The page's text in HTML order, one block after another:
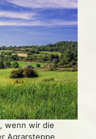
wenn wir die
Agrarsteppe